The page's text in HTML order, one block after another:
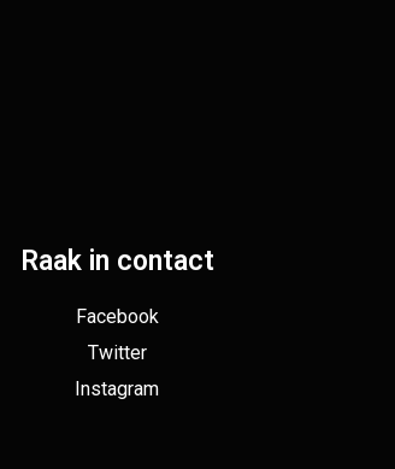
Raak in contact
Facebook
Twitter
Instagram